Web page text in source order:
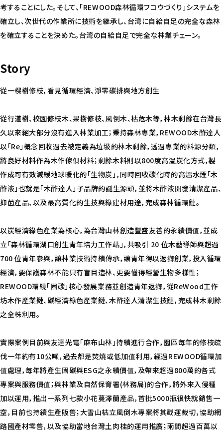
考することにした。そして、「REWOOD森林循環フコウづくり」システムを
確立し、次世代の作業所に技術を継承し、台湾に自給自足の完全な森林
を確立することを決めた。台湾の自給自足で完全な林業チェーン。
Story
從一棵樹修枝，看見循環經濟、淨零碳排與地方創生
從行道樹、校園修枝木、果樹修枝、風倒木、枯危木等，林木剩餘在台灣長
久以來絕大部分沒有進入林業加工；秉持森林專業，REWOOD木酢達人
以「Re」概念回收過去被定義為垃圾的林木剩餘，透過專業的料源分類，
將良好材料作為木作傢俱材料；剩餘木料則以800度高溫炭化方式，製
作成可有效減緩地球暖化的「生物炭」，同時回收碳化時的高溫水煙「木
酢液」也就是「木酢達人」子品牌的誕生源頭，並將木酢液開發清潔產品、
抑菌產品、以及最高質化的生技與綠建材用途，完成森林循環鏈。
以炭經濟綠色產業為核心，為台灣山林創造豐盛友善的永續價值，並成
立「森林循環湖口創生青年培力工作站」，共吸引 20 位木藝導師與超過
700 位青年參與，讓林業技術持續傳承，讓青年得以返鄉創業，投入循環
經濟，要保護森林不能只有盲目造林、更要懂得經營生物多樣性；
REWOOD環繞「固碳」核心發展業務並創造青年返鄉，從ReWood工作
坊木作產業鏈、碳經濟綠色產業鏈、木酢達人清潔生技鏈，完成林木剩餘
之全株利用。
實際案例目前與友達光電「麻布山林」持續進行合作，園區每年的修枝疏
伐一年約有10公噸，過去都是焚燒或低加值利用，經過REWOOD循環加
值處理，每年將產生固碳與ESG之永續價值，及帶來超過800萬的各式
專案與服務價值；與林業及自然保育署(林務局)的合作，將外來入侵種
加以運用，推出一系列七款小花蔓澤蘭產品，首批5000瓶很快就銷售一
空，目前也持續生產販售；大雪山枯立風倒木專案將其載運裁切，協助網
路國產材零售，以及協助當地台灣土肉桂的運用推廣；兩間超過百萬以